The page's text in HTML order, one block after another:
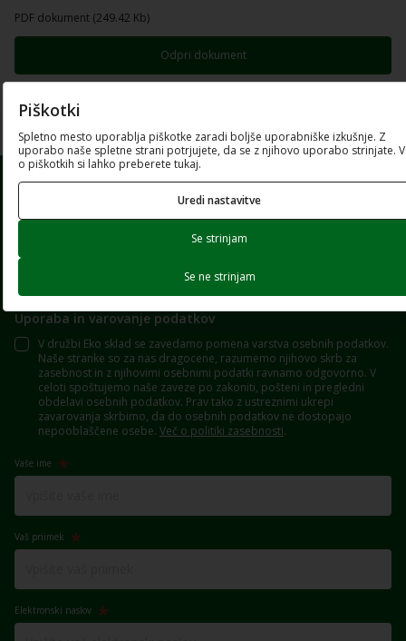
PDF dokument (249.42 Kb)
Odpri dokument
Prijavite se na e-novice
Zanima me vsebina za:
Gospodarstvo Lokalne skupnosti
Uporaba in varovanje podatkov
V družbi Eko sklad se zavedamo pomena varstva osebnih podatkov.
Naše stranke so za nas dragocene, razumemo njihovo skrb za
zasebnost in z njihovimi osebnimi podatki ravnamo odgovorno. V
celoti spoštujemo naše zaveze po zakoniti, pošteni in pregledni
obdelavi osebnih podatkov. Prav tako z ustreznimi ukrepi
zavarovanja skrbimo, da do osebnih podatkov ne dostopajo
nepooblaščene osebe. Več o politiki zasebnosti.
Vaše ime
Vaš priimek
Elektronski naslov
Piškotki
Spletno mesto uporablja piškotke zaradi boljše uporabniške izkušnje. Z
uporabo naše spletne strani potrjujete, da se z njihovo uporabo strinjate.
o piškotkih si lahko preberete tukaj.
Uredi nastavitve
Se strinjam
Se ne strinjam